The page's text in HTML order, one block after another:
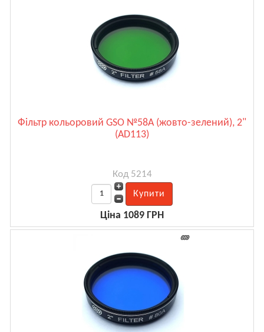
Фільтр кольоровий GSO №58А (жовто-зелений), 2"
(AD113)
Код 5214
Ціна 1089 ГРН